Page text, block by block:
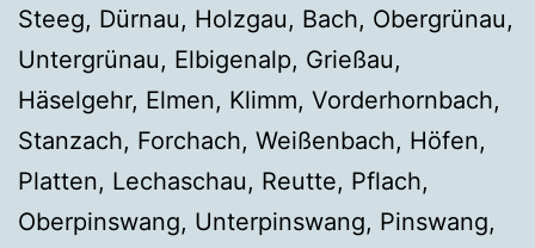
Steeg, Dürnau, Holzgau, Bach, Obergrünau,
Untergrünau, Elbigenalp, Grießau,
Häselgehr, Elmen, Klimm, Vorderhornbach,
Stanzach, Forchach, Weißenbach, Höfen,
Platten, Lechaschau, Reutte, Pflach,
Oberpinswang, Unterpinswang, Pinswang,